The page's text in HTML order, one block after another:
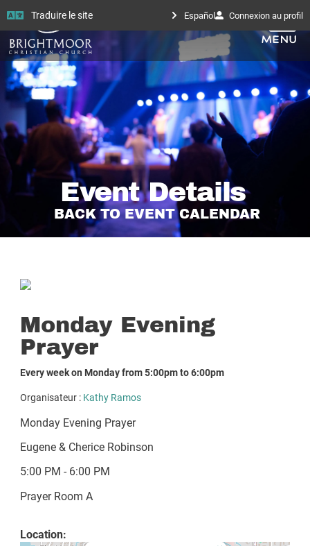
Traduire le site Español Connexion au profil
Event Details
BACK TO EVENT CALENDAR
Monday Evening
Prayer
Every week on Monday from 5:00pm to 6:00pm
Organisateur : Kathy Ramos
Monday Evening Prayer
Eugene & Cherice Robinson
5:00 PM - 6:00 PM
Prayer Room A
Location: